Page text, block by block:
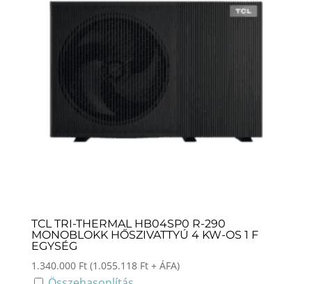
TCL TRI-THERMAL HB04SP0 R-290
MONOBLOKK HŐSZIVATTYÚ 4 KW-OS 1 F
EGYSÉG
1.340.000 Ft (1.055.118 Ft+ ÁFA)